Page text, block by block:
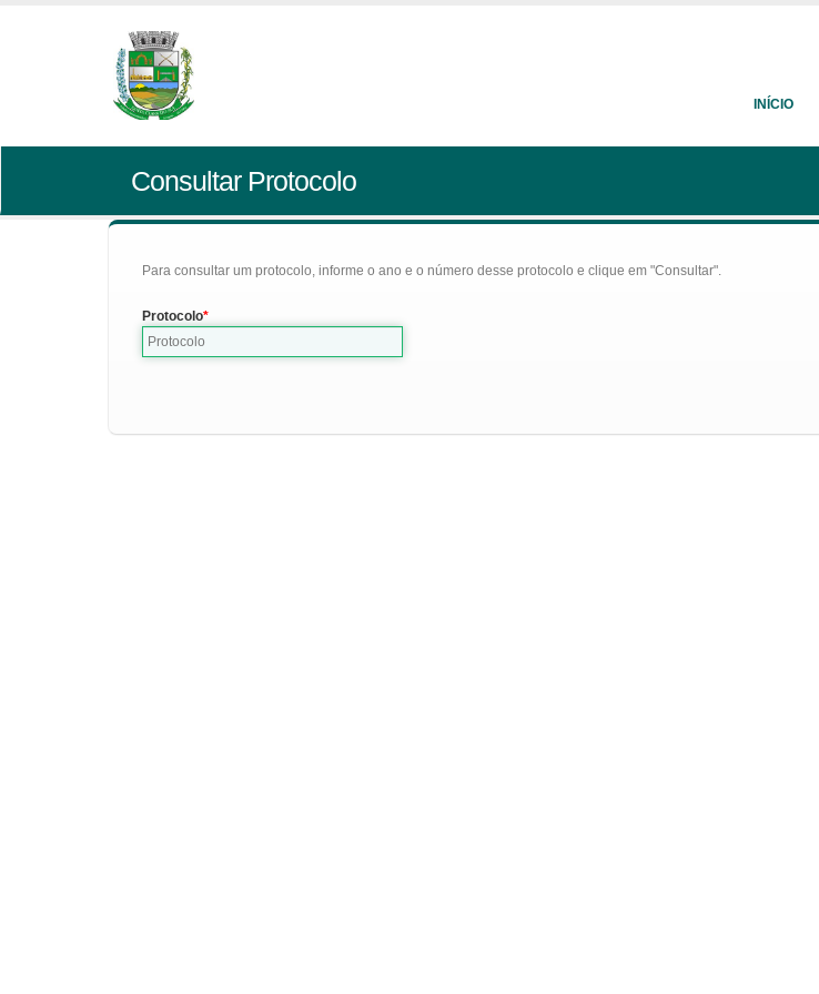
INÍCIO
Consultar Protocolo
Para consultar um protocolo, informe o ano e o número desse protocolo e clique em "Consultar".
Protocolo